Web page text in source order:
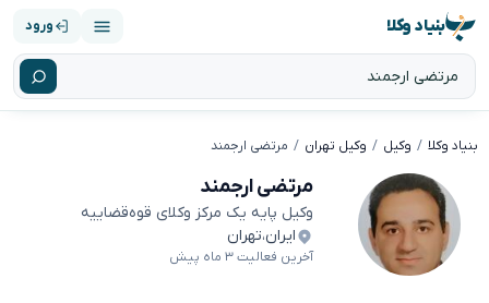
بنیاد وکلا ورود
بنیاد وکلا وکیل وکیل تهران مرتضی ارجمند
مرتضی ارجمند
وکیل پایه یک مرکز وکلای قوه‌قضاییه
ایران،تهران
آخرین فعالیت ۳ ماه پیش